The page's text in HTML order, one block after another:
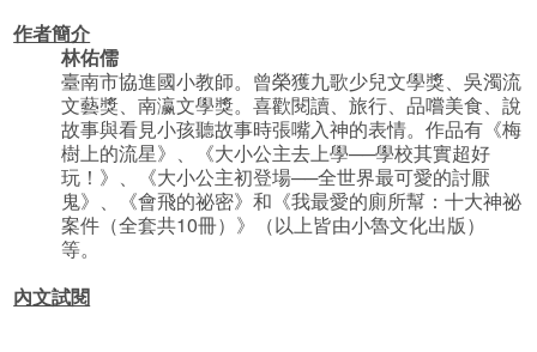
作者簡介
林佑儒
臺南市協進國小教師。曾榮獲九歌少兒文學獎、吳濁流
文藝獎、南瀛文學獎。喜歡閱讀、旅行、品嚐美食、說
故事與看見小孩聽故事時張嘴入神的表情。作品有《梅
樹上的流星》、《大小公主去上學──學校其實超好
玩！》、《大小公主初登場──全世界最可愛的討厭
鬼》、《會飛的祕密》和《我最愛的廁所幫：十大神祕
案件（全套共10冊）》（以上皆由小魯文化出版）
等。
內文試閱